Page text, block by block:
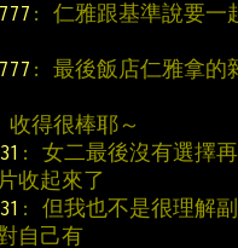
: 仁雅跟基準說要一
: 最後飯店仁雅拿的
收得很棒耶～
: 女二最後沒有選擇
收起來了
: 但我也不是很理解
自己有